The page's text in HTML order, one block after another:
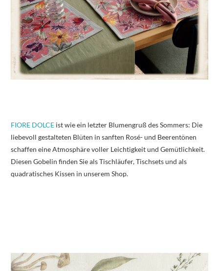
FIORE DOLCE ist wie ein letzter Blumengruß des Sommers: Die
liebevoll gestalteten Blüten in sanften Rosé- und Beerentönen
schaffen eine Atmosphäre voller Leichtigkeit und Gemütlichkeit.
Diesen Gobelin finden Sie als Tischläufer, Tischsets und als
quadratisches Kissen in unserem Shop.